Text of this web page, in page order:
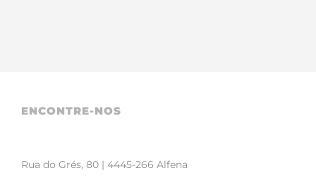
ENCONTRE-NOS
Rua do Grés, 80 | 4445-266 Alfena